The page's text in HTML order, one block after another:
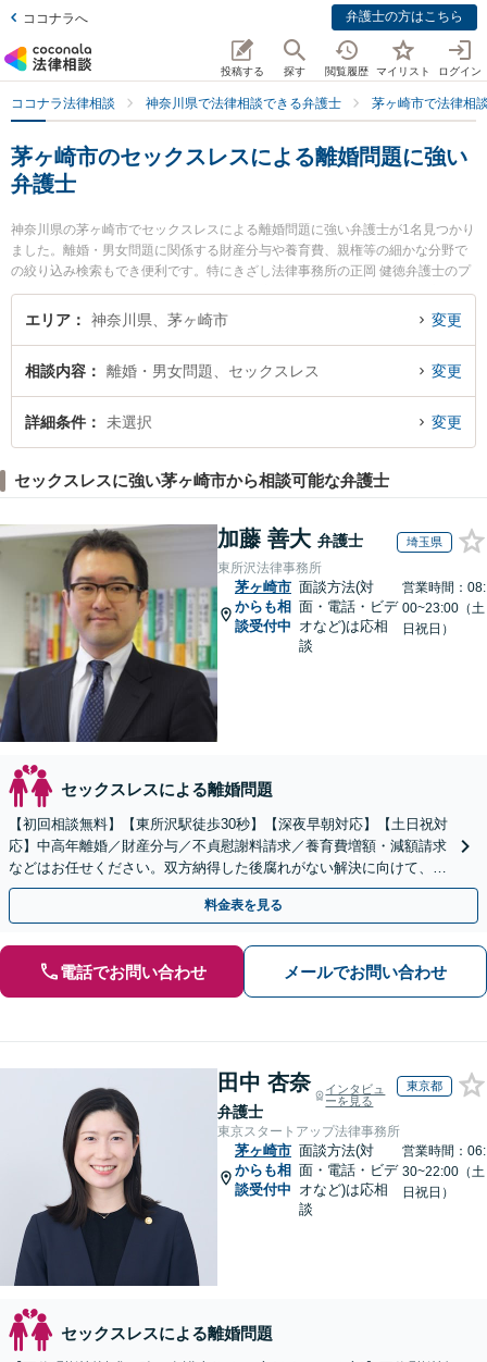
ココナラへ 弁護士の方はこちら
投稿する 探す 閲覧履歴 マイリスト ログイン
ココナラ法律相談 神奈川県で法律相談できる弁護士 茅ヶ崎市で法律相
茅ヶ崎市のセックスレスによる離婚問題に強い
弁護士
神奈川県の茅ヶ崎市でセックスレスによる離婚問題に強い弁護士が1名見つかり
ました。離婚・男女問題に関係する財産分与や養育費、親権等の細かな分野で
の絞り込み検索もでき便利です。特にきざし法律事務所の正岡 健徳弁護士のプ
ロフィール情報や弁護士費用、強みなどが注目されています。『茅ヶ崎市で土
日や夜間に発生したセックスレスによる離婚問題のトラブルを今すぐに弁護士
律相談できる茅ヶ崎市内の弁護士に相談予約したい』などでお困りの相談者さ
んにおすすめです。
エリア 神奈川県、茅ヶ崎市 変更
相談内容 離婚・男女問題、セックスレス 変更
詳細条件 未選択 変更
セックスレスに強い茅ヶ崎市から相談可能な弁護士
加藤 善大 弁護士 埼玉県
東所沢法律事務所
茅ヶ崎市
からも相
談受付中
面談方法(対
面・電話・ビデ
オなど)は応相
談
営業時間：08:
00~23:00（土
日祝日）
セックスレスによる離婚問題
【初回相談無料】【東所沢駅徒歩30秒】【深夜早朝対応】【土日祝対
応】中高年離婚／財産分与／不貞慰謝料請求／養育費増額・減額請求
などはお任せください。双方納得した後腐れがない解決に向けて、全
力を尽くします。
料金表を見る
電話でお問い合わせ メールでお問い合わせ
田中 杏奈
弁護士
インタビュ
ーを見る
東京都
東京スタートアップ法律事務所
茅ヶ崎市
からも相
談受付中
面談方法(対
面・電話・ビデ
オなど)は応相
談
営業時間：06:
30~22:00（土
日祝日）
セックスレスによる離婚問題